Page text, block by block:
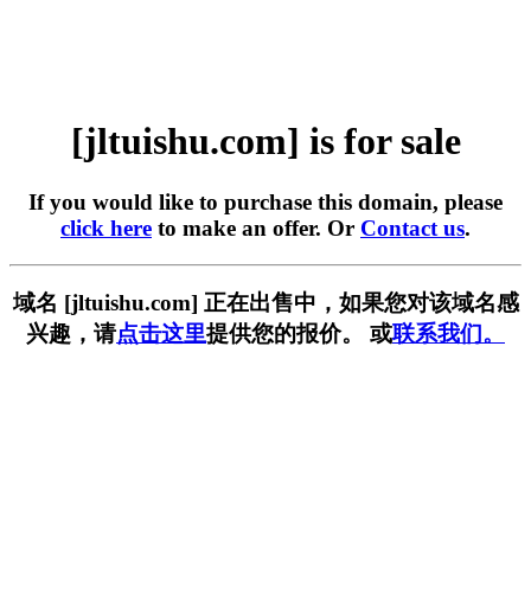
[jltuishu.com] is for sale
If you would like to purchase this domain, please
click here to make an offer. Or Contact us.
域名 [jltuishu.com] 正在出售中，如果您对该域名感
兴趣，请点击这里提供您的报价。 或联系我们。